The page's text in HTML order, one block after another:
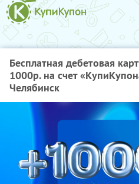
Бесплатная дебетовая
1000р. на счет
Челябинск